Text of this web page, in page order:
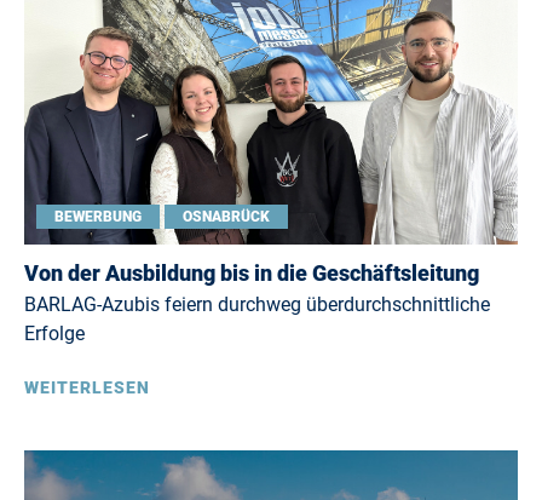
BEWERBUNG OSNABRÜCK
Von der Ausbildung bis in die Geschäftsleitung
BARLAG-Azubis feiern durchweg überdurchschnittliche
Erfolge
WEITERLESEN